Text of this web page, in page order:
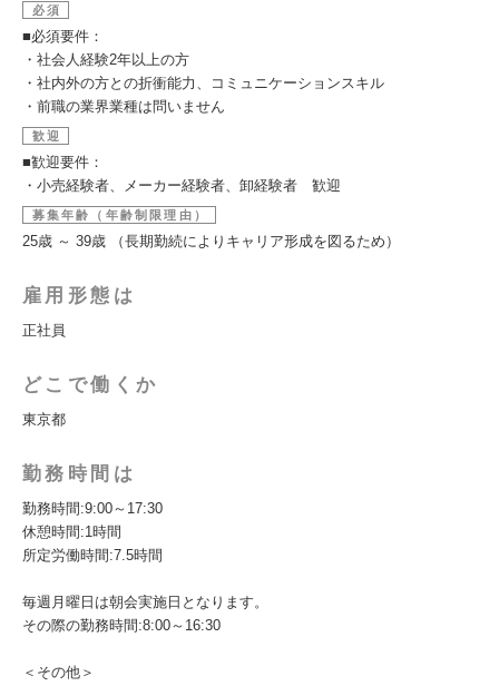
必須
■必須要件：
・社会人経験2年以上の方
・社内外の方との折衝能力、コミュニケーションスキル
・前職の業界業種は問いません
歓迎
■歓迎要件：
・小売経験者、メーカー経験者、卸経験者 歓迎
募集年齢（年齢制限理由）
25歳 ～ 39歳 （長期勤続によりキャリア形成を図るため）
雇用形態は
正社員
どこで働くか
東京都
勤務時間は
勤務時間:9:00～17:30
休憩時間:1時間
所定労働時間:7.5時間
毎週月曜日は朝会実施日となります。
その際の勤務時間:8:00～16:30
＜その他＞